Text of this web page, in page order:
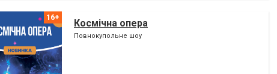
Космічна опера
Повнокупольне шоу